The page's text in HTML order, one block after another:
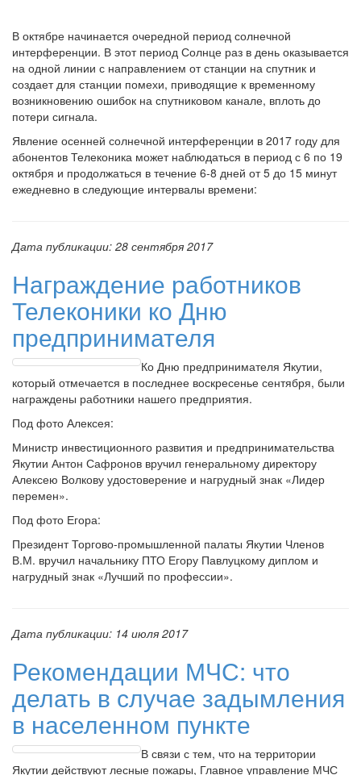
В октябре начинается очередной период солнечной
интерференции. В этот период Солнце раз в день оказывается
на одной линии с направлением от станции на спутник и
создает для станции помехи, приводящие к временному
возникновению ошибок на спутниковом канале, вплоть до
потери сигнала.
Явление осенней солнечной интерференции в 2017 году для
абонентов Телеконика может наблюдаться в период с 6 по 19
октября и продолжаться в течение 6-8 дней от 5 до 15 минут
ежедневно в следующие интервалы времени:
Дата публикации: 28 сентября 2017
Награждение работников
Телеконики ко Дню
предпринимателя
Ко Дню предпринимателя Якутии,
который отмечается в последнее воскресенье сентября, были
награждены работники нашего предприятия.
Под фото Алексея:
Министр инвестиционного развития и предпринимательства
Якутии Антон Сафронов вручил генеральному директору
Алексею Волкову удостоверение и нагрудный знак «Лидер
перемен».
Под фото Егора:
Президент Торгово-промышленной палаты Якутии Членов
В.М. вручил начальнику ПТО Егору Павлуцкому диплом и
нагрудный знак «Лучший по профессии».
Дата публикации: 14 июля 2017
Рекомендации МЧС: что
делать в случае задымления
в населенном пункте
В связи с тем, что на территории
Якутии действуют лесные пожары, Главное управление МЧС